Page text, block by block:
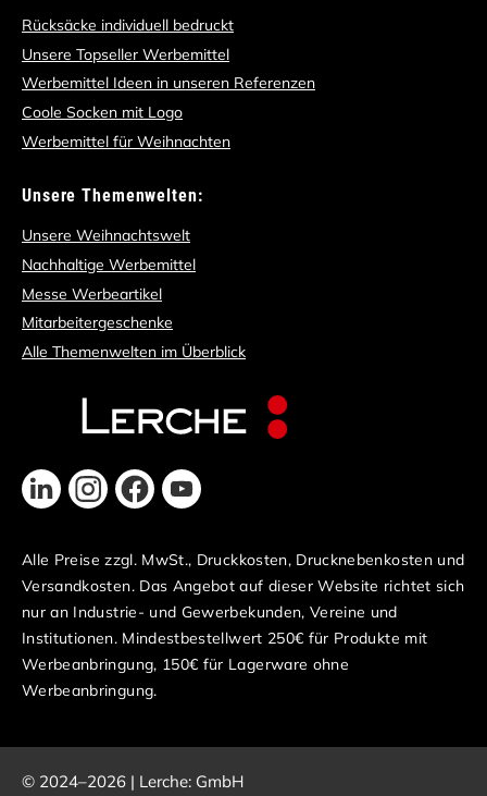
Rücksäcke individuell bedruckt
Unsere Topseller Werbemittel
Werbemittel Ideen in unseren Referenzen
Coole Socken mit Logo
Werbemittel für Weihnachten
Unsere Themenwelten:
Unsere Weihnachtswelt
Nachhaltige Werbemittel
Messe Werbeartikel
Mitarbeitergeschenke
Alle Themenwelten im Überblick
Alle Preise zzgl. MwSt., Druckkosten, Drucknebenkosten und
Versandkosten. Das Angebot auf dieser Website richtet sich
nur an Industrie- und Gewerbekunden, Vereine und
Institutionen. Mindestbestellwert 250€ für Produkte mit
Werbeanbringung, 150€ für Lagerware ohne
Werbeanbringung.
© 2024–2026 | Lerche: GmbH